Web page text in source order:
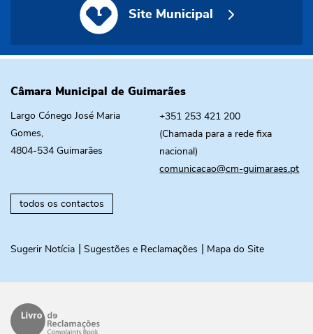
Site Municipal
Câmara Municipal de Guimarães
Largo Cónego José Maria
Gomes,
4804-534 Guimarães
+351 253 421 200
(Chamada para a rede fixa
nacional)
comunicacao@cm-guimaraes.pt
todos os contactos
Sugerir Notícia Sugestões e Reclamações Mapa do Site